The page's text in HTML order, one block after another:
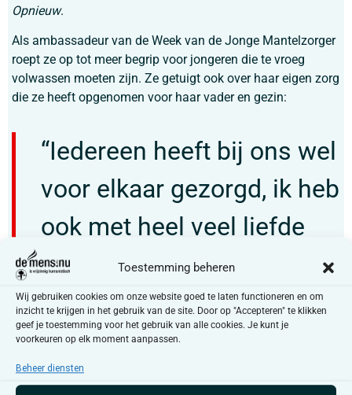
Toestemming beheren
Wij gebruiken cookies om onze website goed te laten functioneren en om
inzicht te krijgen in het gebruik van de site. Door op "Accepteren" te klikken
geef je toestemming voor het gebruik van alle cookies. Je kunt je
voorkeuren op elk moment aanpassen.
Beheer diensten
Opnieuw.
Als ambassadeur van de Week van de Jonge Mantelzorger
roept ze op tot meer begrip voor jongeren die te vroeg
volwassen moeten zijn. Ze getuigt ook over haar eigen zorg
die ze heeft opgenomen voor haar vader en gezin:
“Iedereen heeft bij ons wel
voor elkaar gezorgd, ik heb
ook met heel veel liefde
gezorgd. Maar op een
bepaald moment verlies je
jezelf uit het oog, omdat je
ook niet snapt dat er heel